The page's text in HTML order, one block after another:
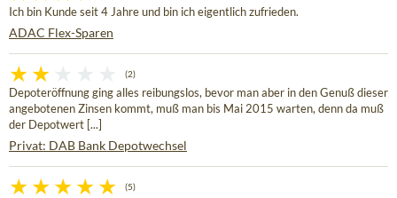
Ich bin Kunde seit 4 Jahre und bin ich eigentlich zufrieden.
ADAC Flex-Sparen
(2)
Depoteröffnung ging alles reibungslos, bevor man aber in den Genuß dieser
angebotenen Zinsen kommt, muß man bis Mai 2015 warten, denn da muß
der Depotwert [...]
Privat: DAB Bank Depotwechsel
(5)